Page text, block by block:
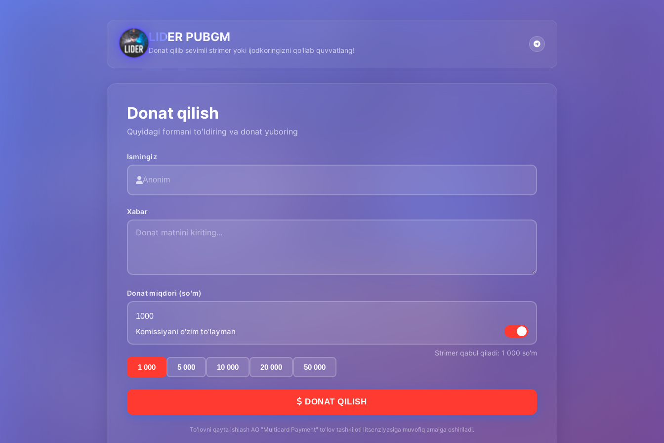
LIDER PUBGM
Donat qilib sevimli strimer yoki ijodkoringizni qo'llab quvvatlang!
Donat qilish
Quyidagi formani to'ldiring va donat yuboring
Ismingiz
Xabar
Donat miqdori (so'm)
Komissiyani o'zim to'layman
Strimer qabul qiladi: 1 000 so'm
1 000
5 000 10 000 20 000 50 000
DONAT QILISH
To'lovni qayta ishlash AO "Multicard Payment" to'lov tashkiloti litsenziyasiga muvofiq amalga oshiriladi.